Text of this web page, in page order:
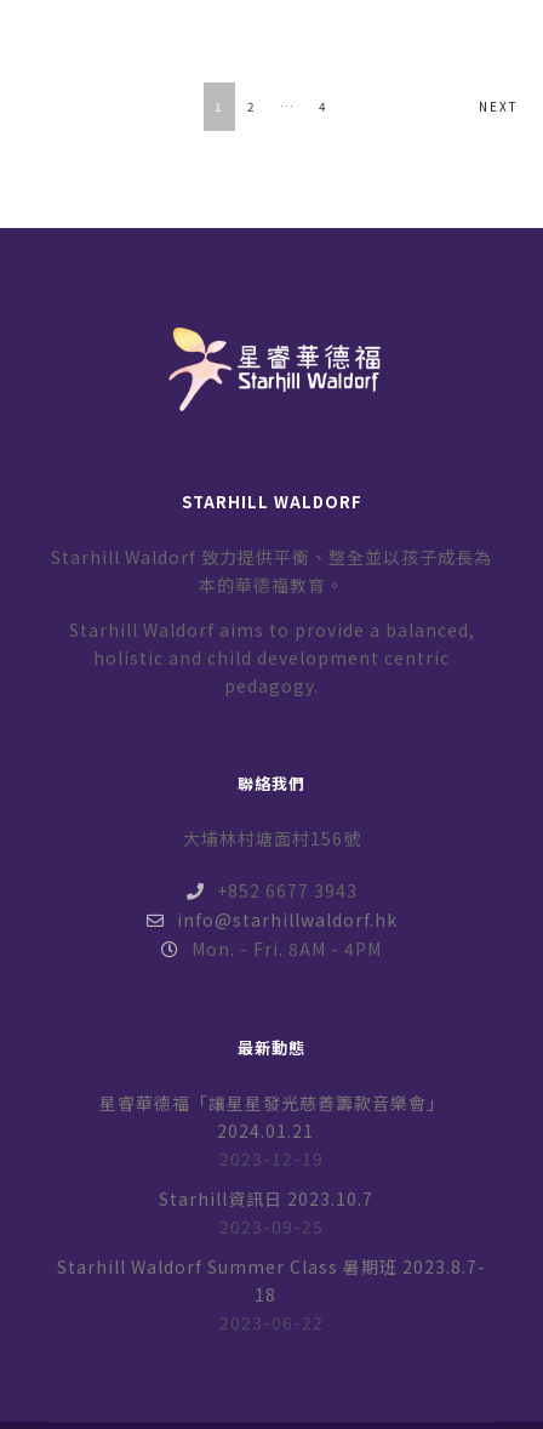
POSTS
NAVIGATION
1 2 … 4 NEXT
STARHILL WALDORF
Starhill Waldorf 致力提供平衡、整全並以孩子成長為
本的華德福教育。
Starhill Waldorf aims to provide a balanced,
holistic and child development centric
pedagogy.
聯絡我們
大埔林村塘面村156號
+852 6677 3943
info@starhillwaldorf.hk
Mon. - Fri. 8AM - 4PM
最新動態
星睿華德福「讓星星發光慈善籌款音樂會」
2024.01.21
2023-12-19
Starhill資訊日 2023.10.7
2023-09-25
Starhill Waldorf Summer Class 暑期班 2023.8.7-
18
2023-06-22